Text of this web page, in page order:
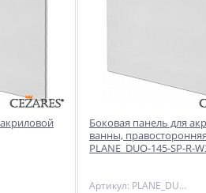
Боковая панель для
ванны, правосторонняя
PLANE_DUO-145-SP-R-
Артикул: PLANE_DUO-145-SP-R-W37